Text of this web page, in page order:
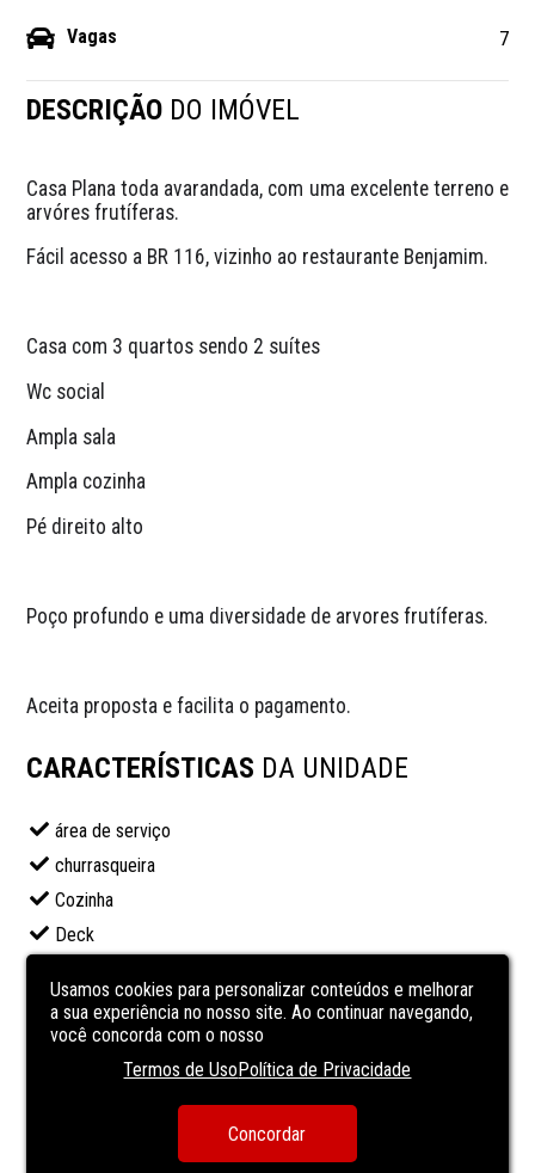
Vagas 7
DESCRIÇÃO DO IMÓVEL
Casa Plana toda avarandada, com uma excelente terreno e
arvóres frutíferas.
Fácil acesso a BR 116, vizinho ao restaurante Benjamim.
Casa com 3 quartos sendo 2 suítes
Wc social
Ampla sala
Ampla cozinha
Pé direito alto
Poço profundo e uma diversidade de arvores frutíferas.
Aceita proposta e facilita o pagamento.
CARACTERÍSTICAS DA UNIDADE
área de serviço
churrasqueira
Cozinha
Deck
Mármore
Piscina
piso laminado
Usamos cookies para personalizar conteúdos e melhorar
a sua experiência no nosso site. Ao continuar navegando,
você concorda com o nosso
Termos de UsoPolítica de Privacidade
Concordar